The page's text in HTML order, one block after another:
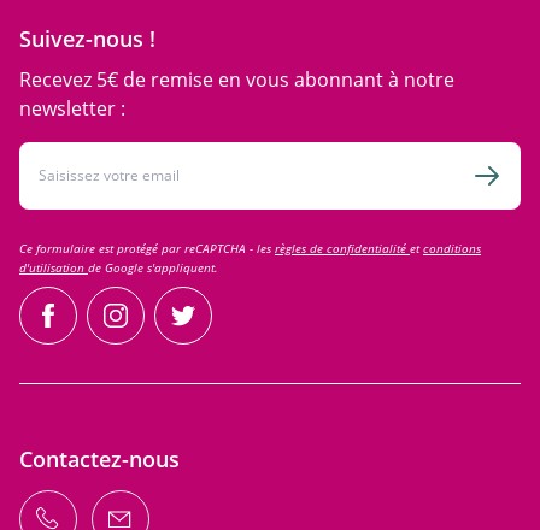
Suivez-nous !
Recevez 5€ de remise en vous abonnant à notre
newsletter :
Adresse email
Ce formulaire est protégé par reCAPTCHA - les règles de confidentialité etconditions
d'utilisation de Google s'appliquent.
facebookinstagramtwitter
Contactez-nous